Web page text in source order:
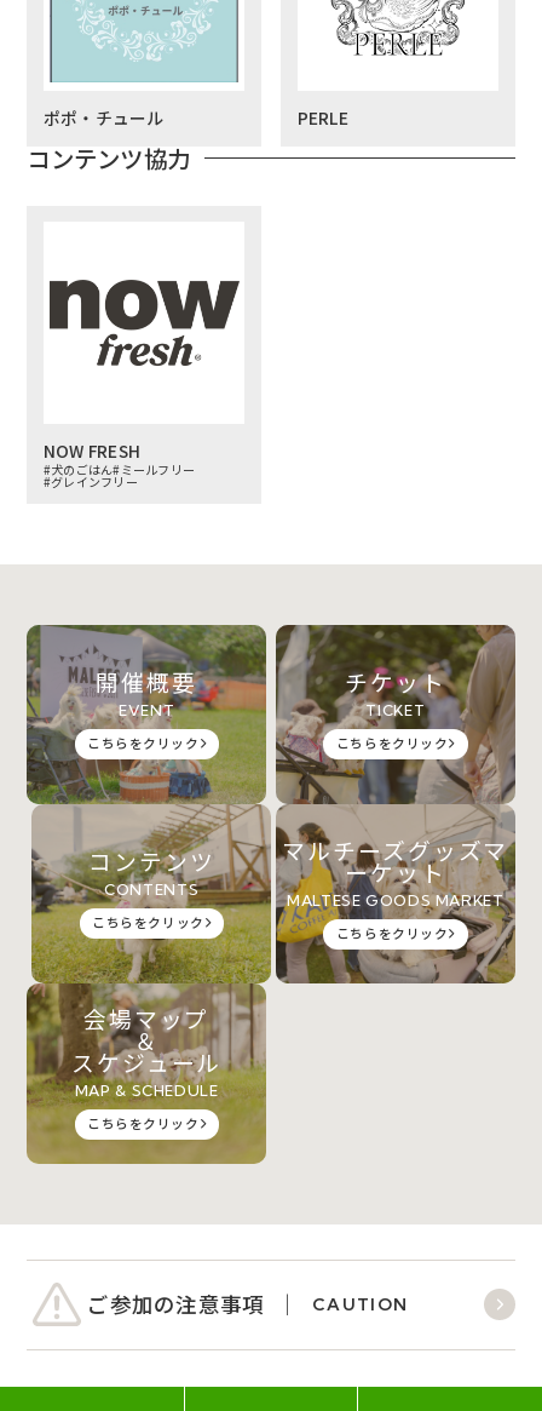
ポポ・チュール PERLE
コンテンツ協力
NOW FRESH
#犬のごはん#ミールフリー
#グレインフリー
開催概要
EVENT
こちらをクリック
チケット
TICKET
こちらをクリック
コンテンツ
CONTENTS
こちらをクリック
マルチーズグッズマ
ーケット
MALTESE GOODS MARKET
こちらをクリック
会場マップ
＆
スケジュール
MAP & SCHEDULE
こちらをクリック
ご参加の注意事項 CAUTION